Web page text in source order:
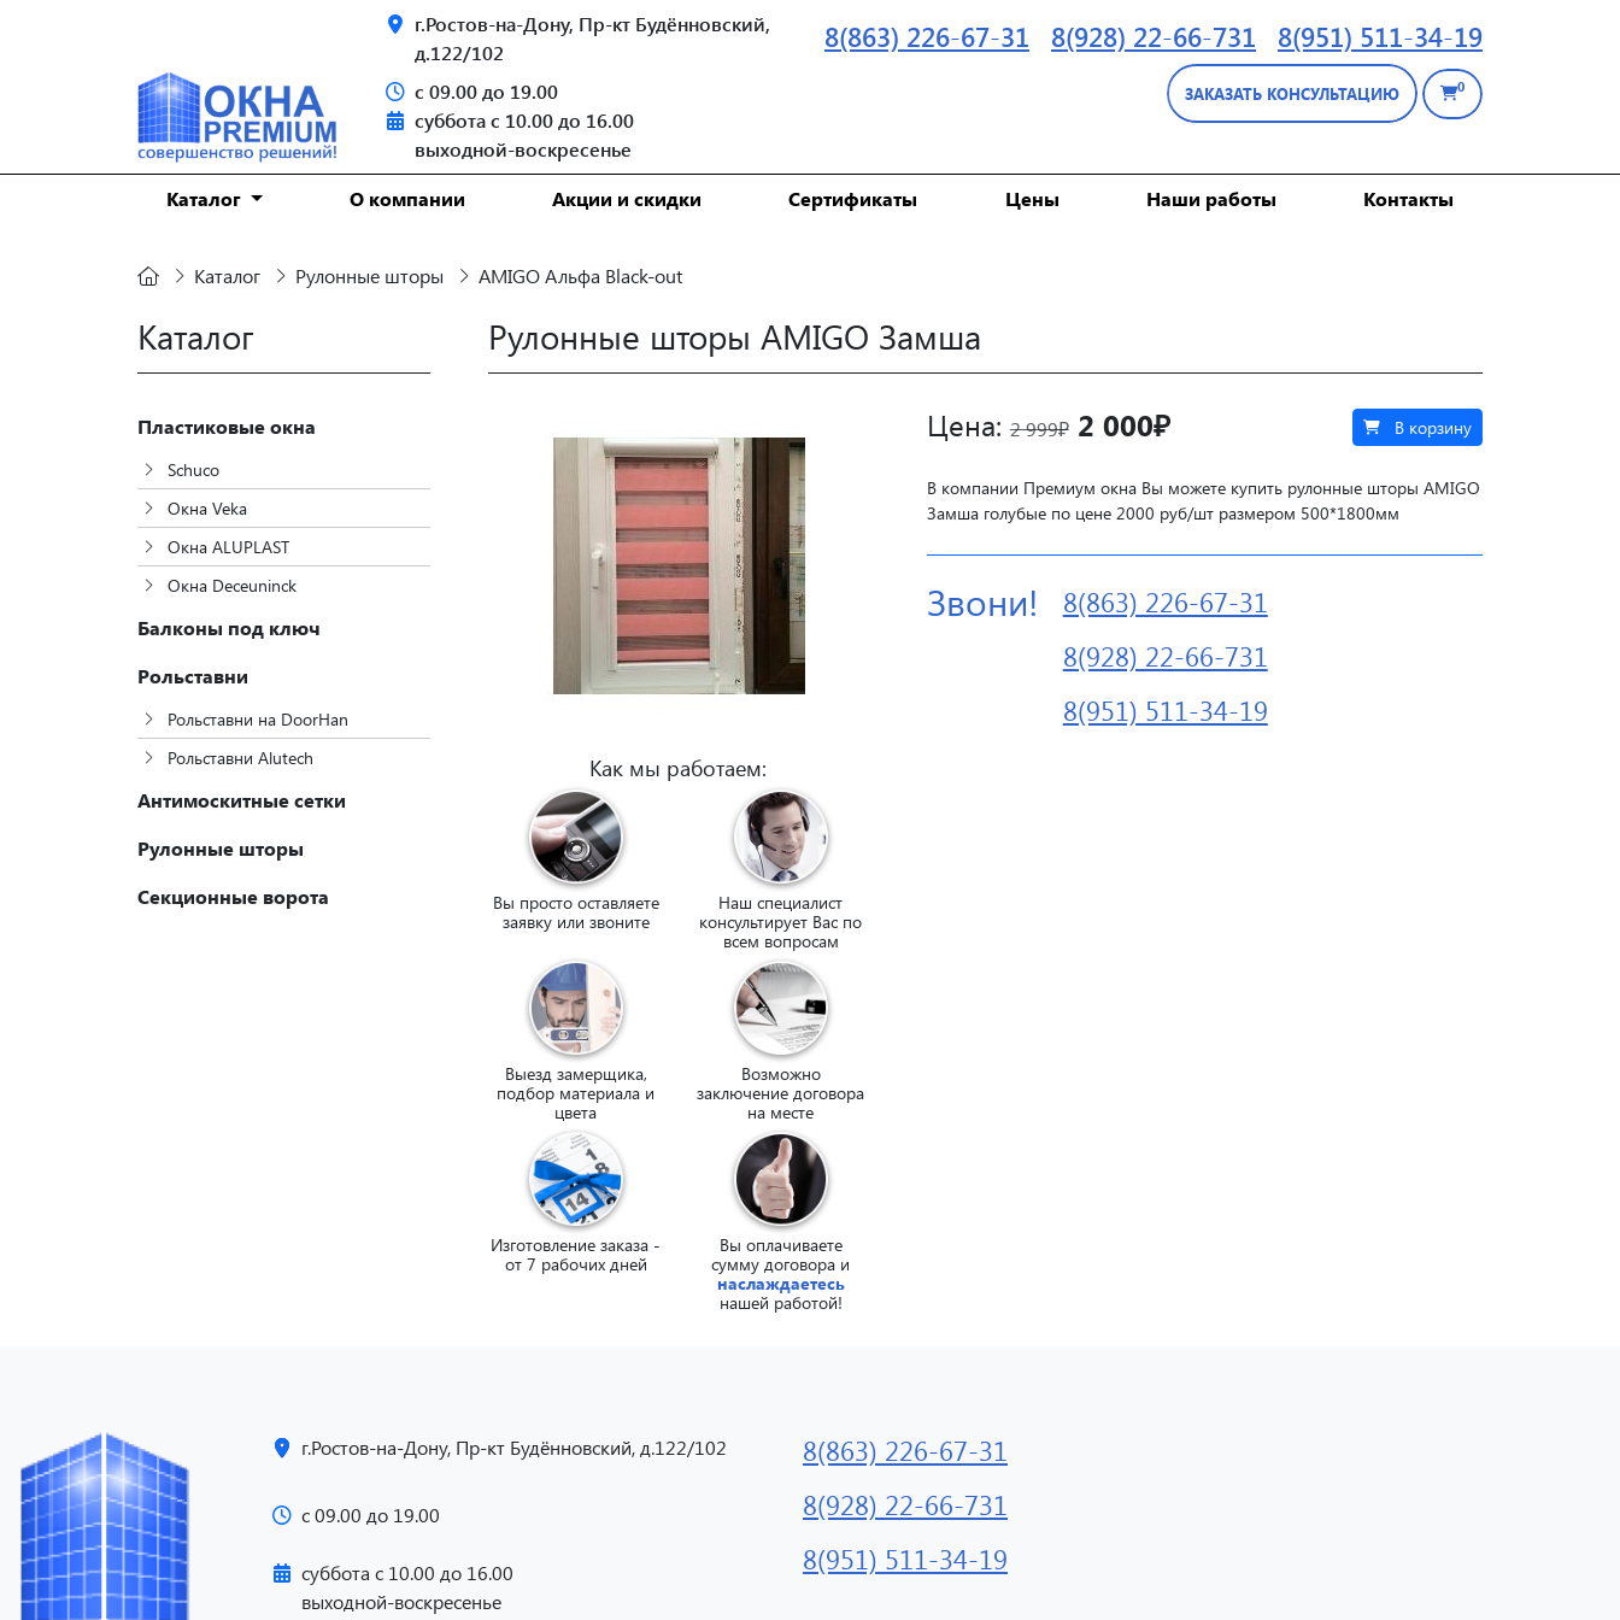
г.Ростов-на-Дону, Пр-кт Будённовский,
д.122/102
с 09.00 до 19.00
суббота c 10.00 до 16.00
выходной-воскресенье
8(863) 226-67-31 8(928) 22-66-731 8(951) 511-34-19
ЗАКАЗАТЬ КОНСУЛЬТАЦИЮ 0
Каталог О компании Акции и скидки Сертификаты Цены Наши работы Контакты
Каталог Рулонные шторы AMIGO Альфа Black-out
Каталог
Пластиковые окна
Schuco
Окна Veka
Окна ALUPLAST
Окна Deceuninck
Балконы под ключ
Рольставни
Рольставни на DoorHan
Рольставни Alutech
Антимоскитные сетки
Рулонные шторы
Секционные ворота
Рулонные шторы AMIGO Замша
Как мы работаем:
Вы просто оставляете
заявку или звоните
Наш специалист
консультирует Вас по
всем вопросам
Выезд замерщика,
подбор материала и
цвета
Возможно
заключение договора
на месте
Изготовление заказа -
от 7 рабочих дней
Вы оплачиваете
сумму договора и
наслаждаетесь
нашей работой!
Цена:2 999₽ 2 000₽ В корзину
В компании Премиум окна Вы можете купить рулонные шторы AMIGO
Замша голубые по цене 2000 руб/шт размером 500*1800мм
Звони!
8(863) 226-67-31
8(928) 22-66-731
8(951) 511-34-19
г.Ростов-на-Дону, Пр-кт Будённовский, д.122/102
с 09.00 до 19.00
суббота c 10.00 до 16.00
выходной-воскресенье
8(863) 226-67-31
8(928) 22-66-731
8(951) 511-34-19